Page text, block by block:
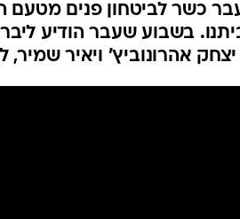
כשר לביטחון פנים מטעם
בשבוע שעבר הודיע
אהרונוביץ' ויאיר שמיר,